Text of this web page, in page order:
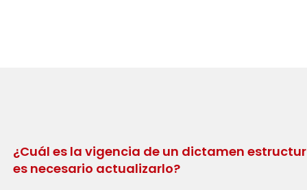
¿Cuál es la vigencia de un dictamen
es necesario actualizarlo?